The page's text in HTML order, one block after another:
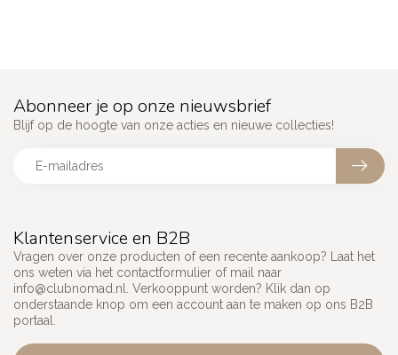
Klantenservice en B2B
Vragen over onze producten of een recente aankoop? Laat het
ons weten via het contactformulier of mail naar
info@clubnomad.nl
. Verkooppunt worden? Klik dan op
onderstaande knop om een account aan te maken op ons B2B
portaal.
Abonneer je op onze nieuwsbrief
Blijf op de hoogte van onze acties en nieuwe collecties!